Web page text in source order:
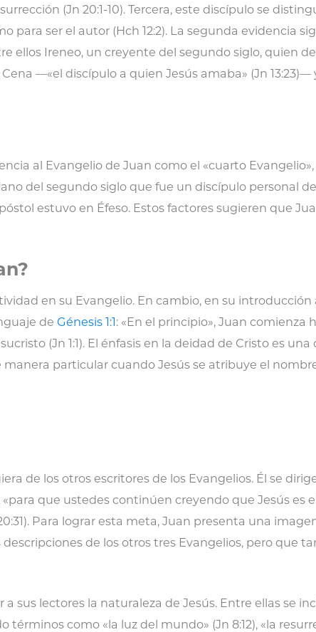
(Jn 20:1-10). Tercera, este discípulo se
para ser el autor (Hch 12:2). La segunda evidencia
ellos Ireneo, un creyente del segundo siglo, quien
—«el discípulo a quien Jesús amaba» (Jn
al Evangelio de Juan como el «cuarto
del segundo siglo que fue un discípulo personal
estuvo en Éfeso. Estos factores sugieren que
en su Evangelio. En cambio, en su
de Génesis 1:1: «En el principio», Juan
(Jn 1:1). El énfasis en la deidad de Cristo es
particular cuando Jesús se atribuye el
de los otros escritores de los Evangelios. Él se
que ustedes continúen creyendo que Jesús es
Para lograr esta meta, Juan presenta una
de los otros tres Evangelios, pero que
sus lectores la naturaleza de Jesús. Entre ellas se
como «la luz del mundo» (Jn 8:12), «la